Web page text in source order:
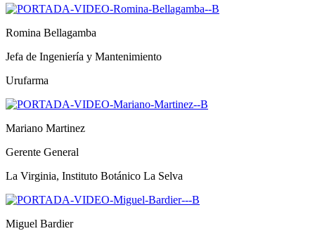
Romina Bellagamba
Jefa de Ingeniería y Mantenimiento
Urufarma
Mariano Martinez
Gerente General
La Virginia, Instituto Botánico La Selva
Miguel Bardier